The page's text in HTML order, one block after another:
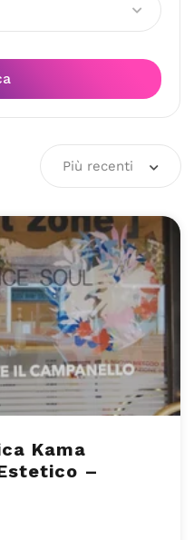
Più recenti
Kama
–